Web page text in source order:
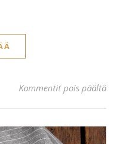
Kommentit pois päältä